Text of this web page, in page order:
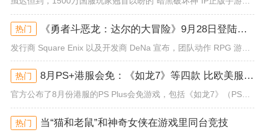
热门 《勇者斗恶龙：达尔的大冒险》9月28日登陆苹果谷歌应用商店
发行商 Square Enix 以及开发商 DeNa 宣布，团队动作 RPG 游戏《勇者斗恶龙：达尔的大冒险 魂之绊》将...
热门 8月PS+港服会免：《如龙7》等四款 比欧美服多一款
官方公布了8月份港服的PS Plus会免游戏，包括《如龙7》（PS4/PS5）、《小小梦魇》（PS4）、《托尼霍克职业滑...
热门 当“猫和老鼠”和神奇女侠在游戏里同台竞技